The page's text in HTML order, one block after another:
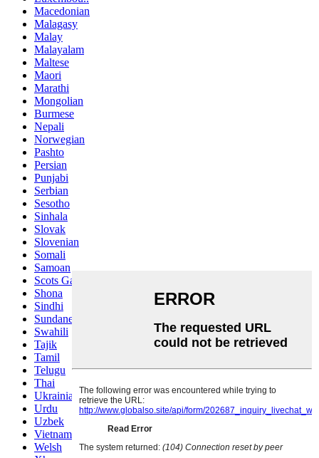
Macedonian
Malagasy
Malay
Malayalam
Maltese
Maori
Marathi
Mongolian
Burmese
Nepali
Norwegian
Pashto
Persian
Punjabi
Serbian
Sesotho
Sinhala
Slovak
Slovenian
Somali
Samoan
Scots Gaelic
Shona
Sindhi
Sundanese
Swahili
Tajik
Tamil
Telugu
Thai
Ukrainian
Urdu
Uzbek
Vietnamese
Welsh